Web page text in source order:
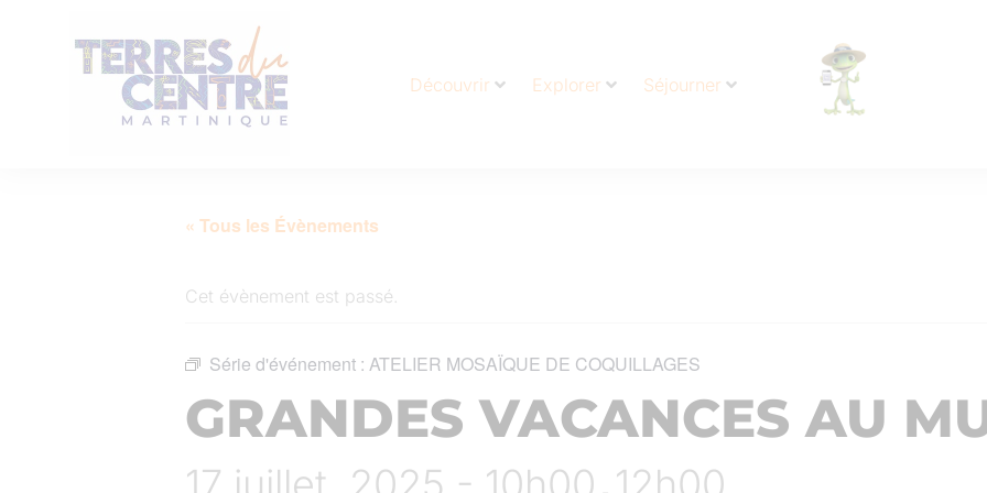
Découvrir Explorer Séjourner
« Tous les Évènements
Cet évènement est passé.
Série d'événement : ATELIER MOSAÏQUE DE COQUILLAGES
GRANDES VACANCES AU